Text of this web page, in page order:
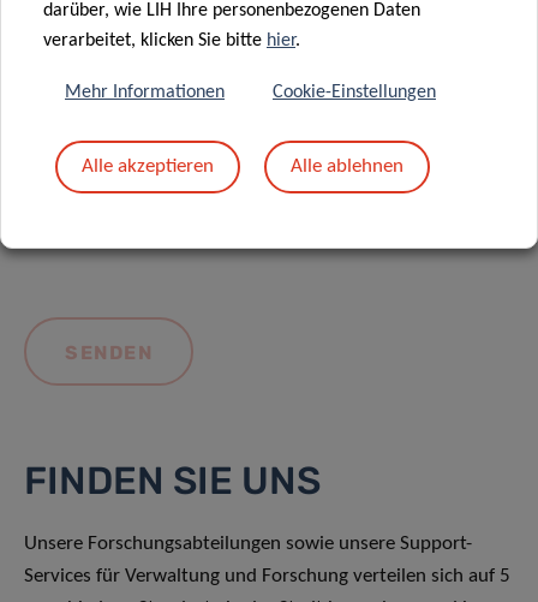
Mit dem Absenden Ihrer Nachricht erklären Sie
sich einverstanden mit
die LIH-
FINDEN SIE UNS
Unsere Forschungsabteilungen sowie unsere Support-
Services für Verwaltung und Forschung verteilen sich auf 5
darüber, wie LIH Ihre personenbezogenen Daten
verarbeitet, klicken Sie bitte hier.
Mehr Informationen Cookie-Einstellungen
Alle akzeptieren Alle ablehnen